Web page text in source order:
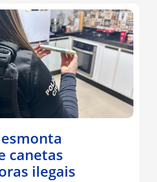
canetas
ilegais